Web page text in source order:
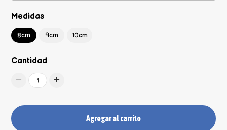
Medidas
8cm 9cm 10cm
Cantidad
1
Agregar al carrito